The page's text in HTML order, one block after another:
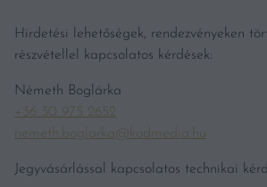
Hirdetési lehetőségek, rendezvényeken
részvétellel kapcsolatos kérdések:
Németh Boglárka
+36 30 975 2652
nemeth.boglarka@kodmedia.hu
Jegyvásárlással kapcsolatos technikai